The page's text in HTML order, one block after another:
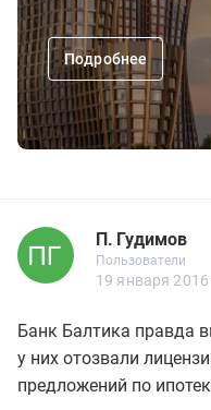
Подробнее
П. Гудимов
П. Гудимов
Пользователи
Новичок
Пользователи
4 сообщений
19 января 2016
Банк Балтика правда
у них отозвали
предложений по